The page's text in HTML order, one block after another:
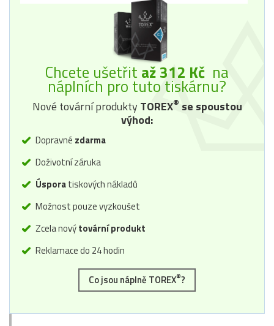
Chcete ušetřit až 312 Kč na
náplních pro tuto tiskárnu?
Nové tovární produktyTOREX® se spoustou
výhod:
Dopravné zdarma
Doživotní záruka
Úsporatiskových nákladů
Možnost pouze vyzkoušet
Zcela novýtovární produkt
Reklamace do 24 hodin
Co jsou náplně TOREX®?